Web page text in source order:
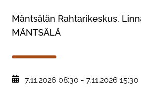
Mäntsälän Rahtarikeskus,
MÄNTSÄLÄ
, Tapahtuman päiväys:
7.11.2026 08:30 - 7.11.2026 15:30